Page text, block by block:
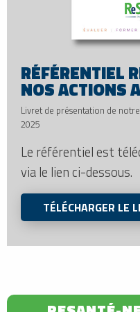
RÉFÉRENTIEL
NOS ACTIONS
Livret de présentation de
2025
Le référentiel est
via le lien ci-dessous.
TÉLÉCHARGER LE